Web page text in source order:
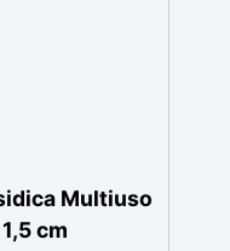
Multiuso
cm